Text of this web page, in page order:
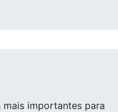
importantes para